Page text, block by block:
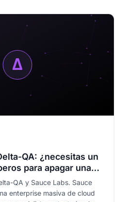
QA: ¿necesitas un
para apagar una
QA y Sauce Labs. Sauce
enterprise masiva de cloud